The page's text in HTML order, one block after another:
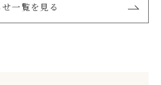
一覧を見る